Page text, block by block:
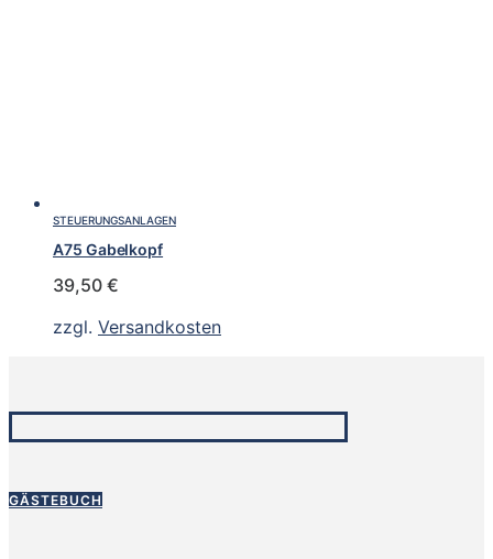
STEUERUNGSANLAGEN
A75 Gabelkopf
39,50 €
zzgl. Versandkosten
GÄSTEBUCH